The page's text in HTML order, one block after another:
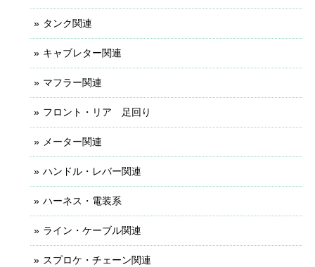
タンク関連
キャブレター関連
マフラー関連
フロント・リア 足回り
メーター関連
ハンドル・レバー関連
ハーネス・電装系
ライン・ケーブル関連
スプロケ・チェーン関連